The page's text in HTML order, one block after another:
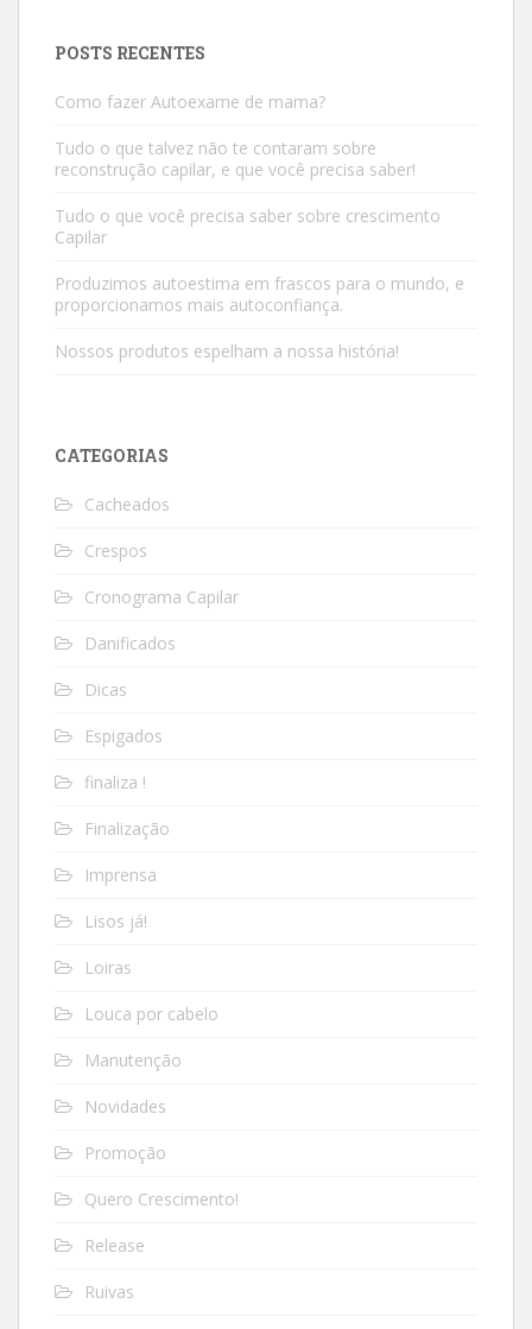
POSTS RECENTES
Como fazer Autoexame de mama?
Tudo o que talvez não te contaram sobre
reconstrução capilar, e que você precisa saber!
Tudo o que você precisa saber sobre crescimento
Capilar
Produzimos autoestima em frascos para o mundo, e
proporcionamos mais autoconfiança.
Nossos produtos espelham a nossa história!
CATEGORIAS
Cacheados
Crespos
Cronograma Capilar
Danificados
Dicas
Espigados
finaliza !
Finalização
Imprensa
Lisos já!
Loiras
Louca por cabelo
Manutenção
Novidades
Promoção
Quero Crescimento!
Release
Ruivas